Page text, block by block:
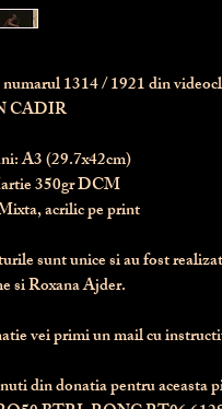
1314/ 1921 din
CADIR
A3 (29.7x42cm)
350gr DCM
acrilic pe print
sunt unice si au fost
si Roxana Ajder.
vei primi un mail cu
din donatia pentru aceasta